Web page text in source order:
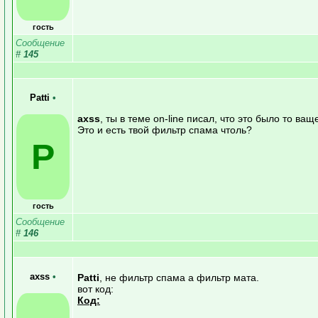
гость
Сообщение
# 145
Patti •
P
гость
axss , ты в теме on-line писал, что это было то
Это и есть твой фильтр спама чтоль?
Сообщение
# 146
axss • Patti , не фильтр спама а фильтр мата.
вот код:
Код: